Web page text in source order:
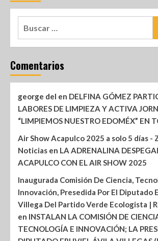
Comentarios
george del en DELFINA GÓMEZ
LABORES DE LIMPIEZA Y ACTIVA
“LIMPIEMOS NUESTRO EDOMÉX” EN
Air Show Acapulco 2025 a solo 5 días -
Noticias en LA ADRENALINA
ACAPULCO CON EL AIR SHOW 2025
Inaugurada Comisión De Ciencia,
Innovación, Presedida Por El Diputado
Villega Del Partido Verde Ecologista |
en INSTALAN LA COMISIÓN DE
TECNOLOGÍA E INNOVACIÓN; LA